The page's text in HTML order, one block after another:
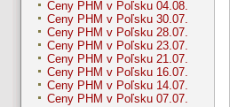
Ceny PHM v Poľsku 04.08.
Ceny PHM v Poľsku 30.07.
Ceny PHM v Poľsku 28.07.
Ceny PHM v Poľsku 23.07.
Ceny PHM v Poľsku 21.07.
Ceny PHM v Poľsku 16.07.
Ceny PHM v Poľsku 14.07.
Ceny PHM v Poľsku 07.07.